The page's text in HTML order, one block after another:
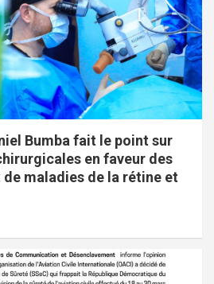
Bumba fait le point sur
en faveur des
maladies de la rétine et